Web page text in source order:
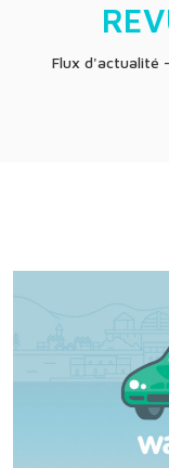
Flux d'actualité